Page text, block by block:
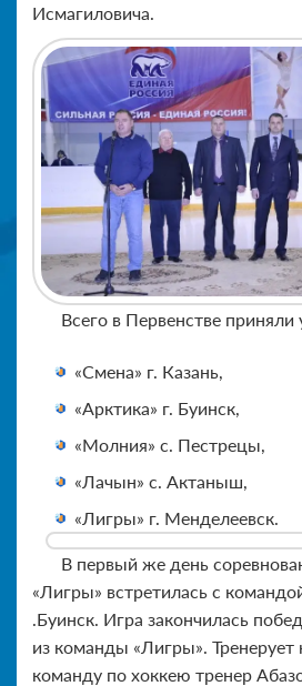
Исмагиловича.
Всего в Первенстве приняли
«Смена» г. Казань,
«Арктика» г. Буинск,
«Молния» с. Пестрецы,
«Лачын» с. Актаныш,
«Лигры» г. Менделеевск.
В первый же день
«Лигры» встретилась с
.Буинск. Игра закончилась
из команды «Лигры».
команду по хоккею тренер